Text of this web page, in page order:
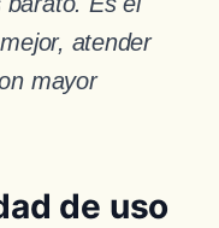
atender
mayor
de uso